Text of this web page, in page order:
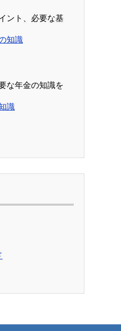
ント、必要な基
知識
な年金の知識を
識